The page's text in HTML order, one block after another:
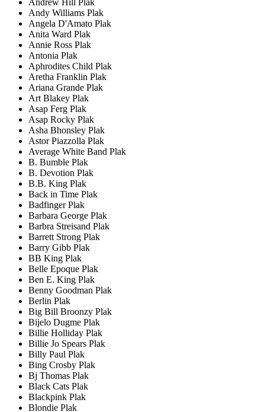
Andy Williams Plak
Angela D'Amato Plak
Anita Ward Plak
Annie Ross Plak
Antonia Plak
Aphrodites Child Plak
Aretha Franklin Plak
Ariana Grande Plak
Art Blakey Plak
Asap Ferg Plak
Asap Rocky Plak
Asha Bhonsley Plak
Astor Piazzolla Plak
Average White Band Plak
B. Bumble Plak
B. Devotion Plak
B.B. King Plak
Back in Time Plak
Badfinger Plak
Barbara George Plak
Barbra Streisand Plak
Barrett Strong Plak
Barry Gibb Plak
BB King Plak
Belle Epoque Plak
Ben E. King Plak
Benny Goodman Plak
Berlin Plak
Big Bill Broonzy Plak
Bijelo Dugme Plak
Billie Holliday Plak
Billie Jo Spears Plak
Billy Paul Plak
Bing Crosby Plak
Bj Thomas Plak
Black Cats Plak
Blackpink Plak
Blondie Plak